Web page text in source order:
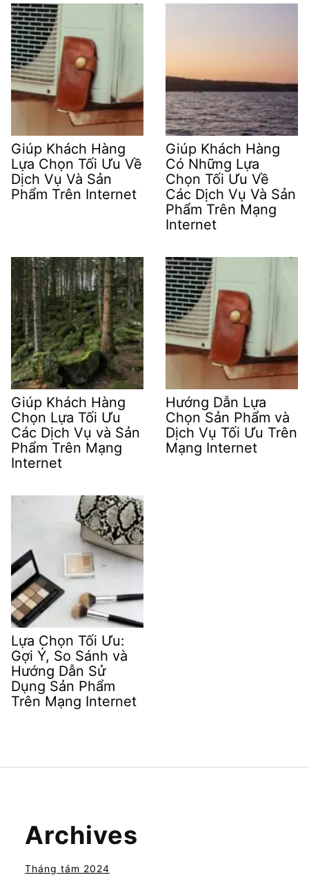
Giúp Khách Hàng
Lựa Chọn Tối Ưu Về
Dịch Vụ Và Sản
Phẩm Trên Internet
Giúp Khách Hàng
Có Những Lựa
Chọn Tối Ưu Về
Các Dịch Vụ Và Sản
Phẩm Trên Mạng
Internet
Giúp Khách Hàng
Chọn Lựa Tối Ưu
Các Dịch Vụ và Sản
Phẩm Trên Mạng
Internet
Hướng Dẫn Lựa
Chọn Sản Phẩm và
Dịch Vụ Tối Ưu Trên
Mạng Internet
Lựa Chọn Tối Ưu:
Gợi Ý, So Sánh và
Hướng Dẫn Sử
Dụng Sản Phẩm
Trên Mạng Internet
Archives
Tháng tám 2024